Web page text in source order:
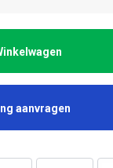
aanvragen